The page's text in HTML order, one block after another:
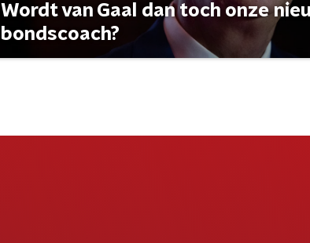
Wordt van Gaal dan toch onze
bondscoach?